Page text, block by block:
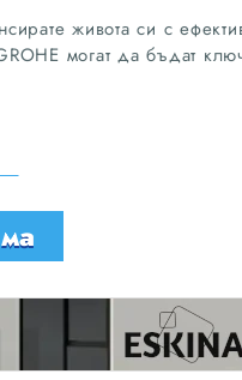
живота си с
могат да бъдат